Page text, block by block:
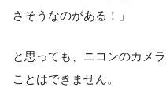
さそうなのがある！」
と思っても、ニコンのカメ
ことはできません。